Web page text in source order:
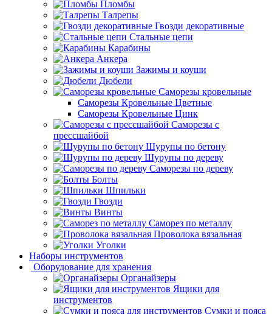
Пломбы
Талрепы
Гвозди декоративные
Стальные цепи
Карабины
Анкера
Зажимы и коуши
Дюбели
Саморезы кровельные
Саморезы Кровельные Цветные
Саморезы Кровельные Цинк
Саморезы с
прессшайбой
Шурупы по бетону
Шурупы по дереву
Саморезы по дереву
Болты
Шпильки
Гвозди
Винты
Саморез по металлу
Проволока вязальная
Уголки
Наборы инструментов
Оборудование для хранения
Органайзеры
Ящики для
инструментов
Сумки и пояса